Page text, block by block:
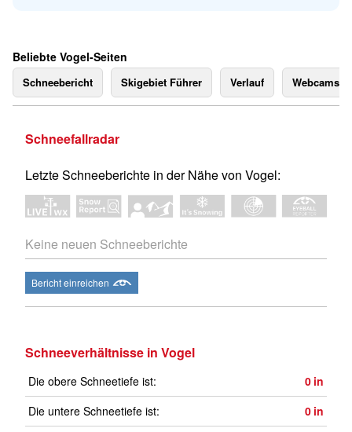
Beliebte Vogel-Seiten
Schneebericht Skigebiet Führer Verlauf Webcams
Schneefallradar
Letzte Schneeberichte in der Nähe von Vogel:
Keine neuen Schneeberichte
Bericht einreichen
Schneeverhältnisse in Vogel
Die obere Schneetiefe ist: 0 in
Die untere Schneetiefe ist:
0 in